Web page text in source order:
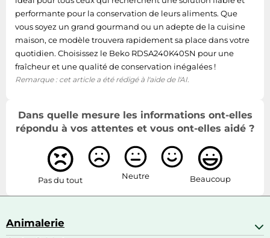
Fonction
congélation rapide
Non
Température de
congélation (min)
Nombre de
clayettes/bacs du
congélateur
Emplacement du
compartiment à
Placé en haut
performante pour la conservation de leurs aliments. Que
vous soyez un grand gourmand ou un adepte de la cuisine
maison, ce modèle trouvera rapidement sa place dans votre
quotidien. Choisissez le Beko RDSA240K40SN pour une
fraîcheur et une qualité de conservation inégalées !
Remarque : cet article a été rédigé à l'aide de l'AI.
Dans quelle mesure les informations ont-elles
répondu à vos attentes et vous ont-elles aidé ?
Pas du tout Neutre Beaucoup
Animalerie